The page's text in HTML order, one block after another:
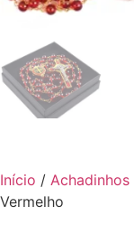
Início / Achadinhos
Vermelho